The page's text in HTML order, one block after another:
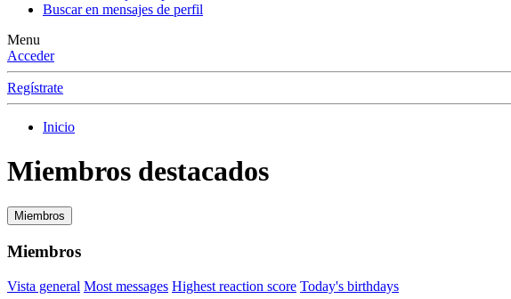
Buscar en mensajes de perfil
Menu
Acceder
Regístrate
Inicio
Miembros destacados
Miembros
Miembros
Vista general Most messages Highest reaction score Today's birthdays